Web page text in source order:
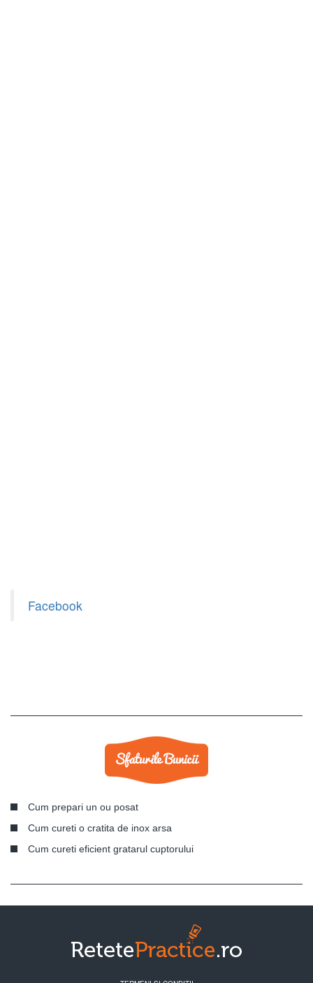
Facebook
Cum prepari un ou posat
Cum cureti o cratita de inox arsa
Cum cureti eficient gratarul cuptorului